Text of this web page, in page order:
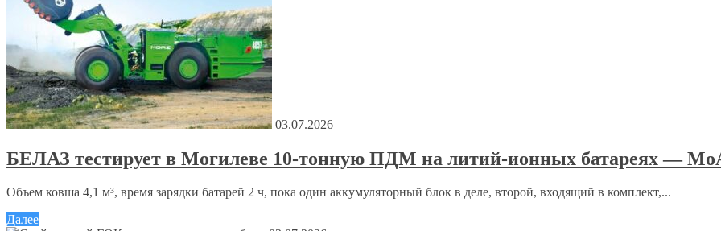
03.07.2026
БЕЛАЗ тестирует в Могилеве 10-тонную ПДМ на литий-ионных батареях —
Объем ковша 4,1 м³, время зарядки батарей 2 ч, пока один аккумуляторный блок в деле, второй, входящий в комплект,...
Далее